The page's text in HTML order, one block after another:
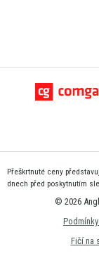
Přeškrtnuté ceny
dnech před poskytnutím
© 2026
Fičí na